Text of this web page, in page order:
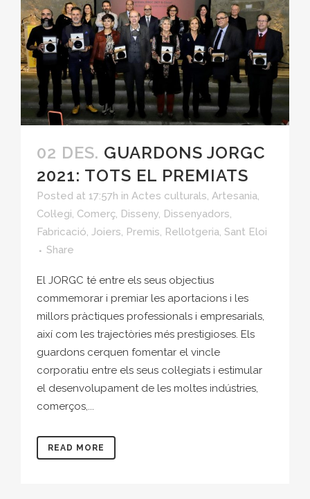
02 DES. GUARDONS JORGC
2021: TOTS EL PREMIATS
Posted at 17:57h in Actes culturals, Artesania,
Col·legi, Comerç, Disseny, Dissenyadors,
Fabricació, Joiers, Premis, Rellotgeria, Sant Eloi
Share
El JORGC té entre els seus objectius
commemorar i premiar les aportacions i les
millors pràctiques professionals i empresarials,
així com les trajectòries més prestigioses. Els
guardons cerquen fomentar el vincle
corporatiu entre els seus col·legiats i estimular
el desenvolupament de les moltes indústries,
comerços,...
READ MORE